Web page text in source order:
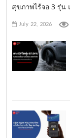
สุขภาพไร้จอ 3 รุ่น
July 22, 2026